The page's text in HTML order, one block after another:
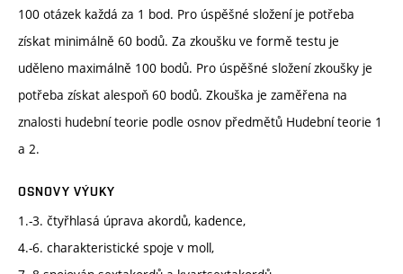
100 otázek každá za 1 bod. Pro úspěšné složení je potřeba
získat minimálně 60 bodů. Za zkoušku ve formě testu je
uděleno maximálně 100 bodů. Pro úspěšné složení zkoušky je
potřeba získat alespoň 60 bodů. Zkouška je zaměřena na
znalosti hudební teorie podle osnov předmětů Hudební teorie 1
a 2.
OSNOVY VÝUKY
1.-3. čtyřhlasá úprava akordů, kadence,
4.-6. charakteristické spoje v moll,